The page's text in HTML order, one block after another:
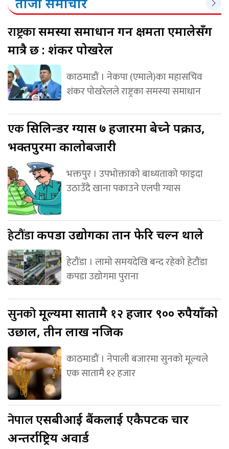
राष्ट्रकासमस्या समाधान गर्ने क्षमता एमालेसँग
मात्रै छ : शंकर पोखरेल
काठमाडौं । नेकपा (एमाले)का महासचिव
शंकर पोखरेलले राष्ट्रका समस्या समाधान
एकसिलिन्डर ग्यास ७ हजारमा बेच्ने पक्राउ,
भक्तपुरमा कालोबजारी
भक्तपुर । उपभोक्ताको बाध्यताको फाइदा
उठाउँदै खाना पकाउने एलपी ग्यास
हेटौंडाकपडा उद्योगका तान फेरि चल्न थाले
हेटौंडा । लामो समयदेखि बन्द रहेको हेटौंडा
कपडा उद्योगमा पुराना
सुनकोमूल्यमा सातामै १२ हजार ९०० रुपैयाँको
उछाल, तीन लाख नजिक
काठमाडौं । नेपाली बजारमा सुनको मूल्यले
एक सातामै १२ हजार
नेपालएसबीआई बैंकलाई एकैपटक चार
अन्तर्राष्ट्रिय अवार्ड